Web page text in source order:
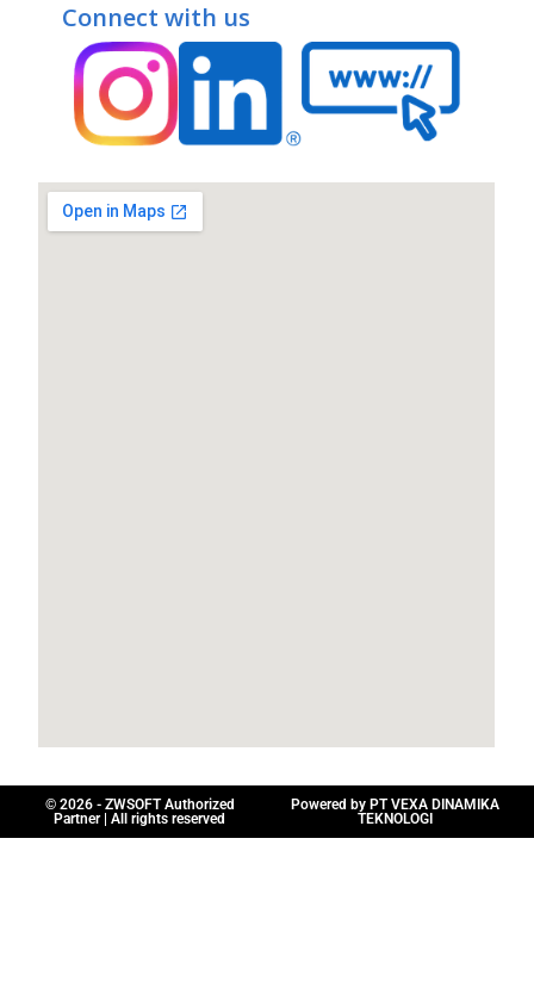
Connect with us
© 2026 - ZWSOFT Authorized
Partner | All rights reserved
Powered by PT VEXA DINAMIKA
TEKNOLOGI